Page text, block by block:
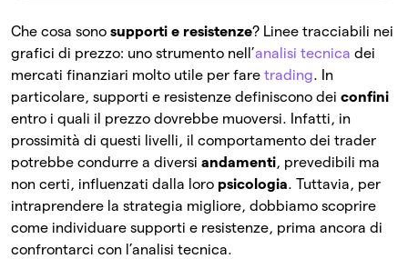
Che cosa sono supporti e resistenze? Linee tracciabili nei
grafici di prezzo: uno strumento nell’analisi tecnica dei
mercati finanziari molto utile per fare trading. In
particolare, supporti e resistenze definiscono dei confini
entro i quali il prezzo dovrebbe muoversi. Infatti, in
prossimità di questi livelli, il comportamento dei trader
potrebbe condurre a diversi andamenti, prevedibili ma
non certi, influenzati dalla loro psicologia. Tuttavia, per
intraprendere la strategia migliore, dobbiamo scoprire
come individuare supporti e resistenze, prima ancora di
confrontarci con l’analisi tecnica.